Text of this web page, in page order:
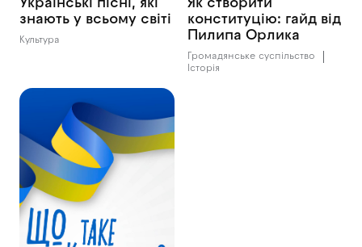
Українські пісні, які
знають у всьому світі
Культура
Як створити
конституцію: гайд від
Пилипа Орлика
Громадянське суспільство
Історія